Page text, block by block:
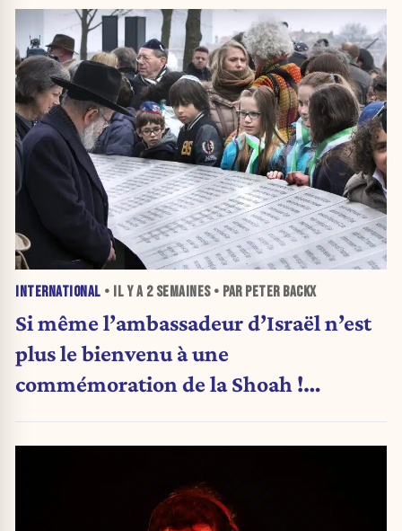
INTERNATIONAL • IL Y A 2 SEMAINES• PAR PETER BACKX
Si même l’ambassadeur d’Israël n’est
plus le bienvenu à une
commémoration de la Shoah !